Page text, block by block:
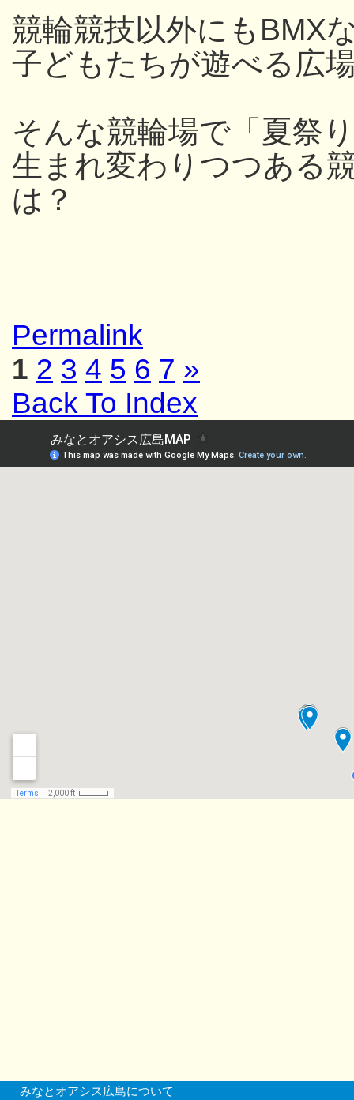
競輪競技以外にもBMX
子どもたちが遊べる広
そんな競輪場で「夏祭
生まれ変わりつつある
は？
Permalink
1 2 3 4 5 6 7 »
Back To Index
みなとオアシス広島について